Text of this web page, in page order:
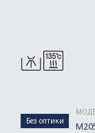
Без оптики